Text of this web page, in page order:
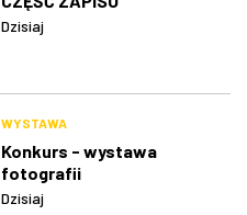
Dzisiaj
WYSTAWA
Konkurs - wystawa
fotografii
Dzisiaj